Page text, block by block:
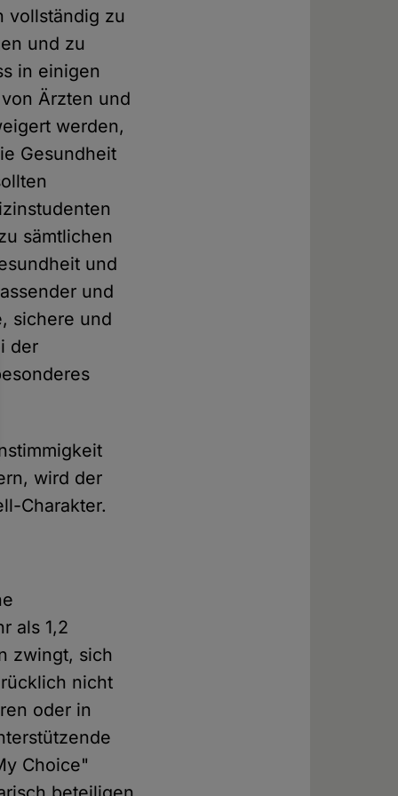
vollständig zu
und zu
in einigen
Ärzten und
werden,
Gesundheit
sämtlichen
und
und
sichere und
der
wird der
Charakter.
als 1,2
zwingt, sich
nicht
oder in
Choice"